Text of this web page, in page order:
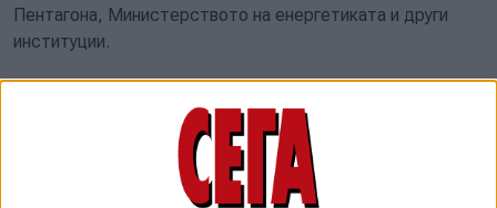
Пентагона, Министерството на енергетиката и други
институции.